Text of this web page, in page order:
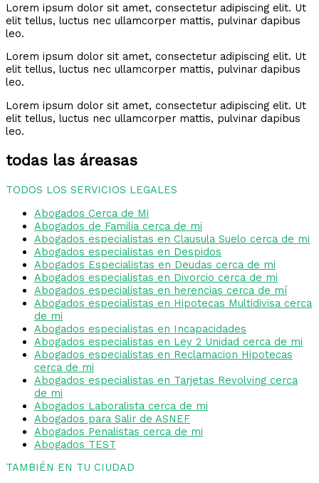
Lorem ipsum dolor sit amet, consectetur adipiscing elit. Ut
elit tellus, luctus nec ullamcorper mattis, pulvinar dapibus
leo.
Lorem ipsum dolor sit amet, consectetur adipiscing elit. Ut
elit tellus, luctus nec ullamcorper mattis, pulvinar dapibus
leo.
Lorem ipsum dolor sit amet, consectetur adipiscing elit. Ut
elit tellus, luctus nec ullamcorper mattis, pulvinar dapibus
leo.
todas las áreasas
TODOS LOS SERVICIOS LEGALES
Abogados Cerca de Mi
Abogados de Familia cerca de mi
Abogados especialistas en Clausula Suelo cerca de mi
Abogados especialistas en Despidos
Abogados Especialistas en Deudas cerca de mi
Abogados especialistas en Divorcio cerca de mi
Abogados especialistas en herencias cerca de mí
Abogados especialistas en Hipotecas Multidivisa cerca
de mi
Abogados especialistas en Incapacidades
Abogados especialistas en Ley 2 Unidad cerca de mi
Abogados especialistas en Reclamacion Hipotecas
cerca de mi
Abogados especialistas en Tarjetas Revolving cerca
de mi
Abogados Laboralista cerca de mi
Abogados para Salir de ASNEF
Abogados Penalistas cerca de mi
Abogados TEST
TAMBIÉN EN TU CIUDAD